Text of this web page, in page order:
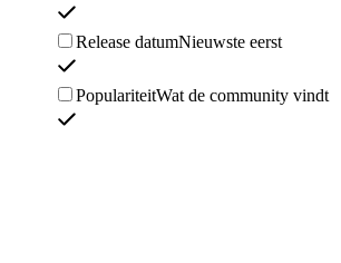
Release datumNieuwste eerst
PopulariteitWat de community vindt